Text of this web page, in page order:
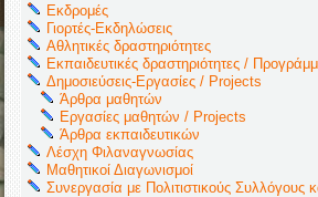
Εκδρομές
Γιορτές-Εκδηλώσεις
Αθλητικές δραστηριότητες
Εκπαιδευτικές δραστηριότητες /
Δημοσιεύσεις-Εργασίες / Projects
Άρθρα μαθητών
Εργασίες μαθητών / Projects
Άρθρα εκπαιδευτικών
Λέσχη Φιλαναγνωσίας
Μαθητικοί Διαγωνισμοί
Συνεργασία με Πολιτιστικούς Συλλόγους